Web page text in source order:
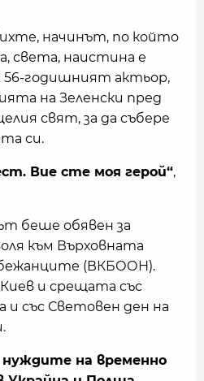
начинът, по който
света, наистина е
56-годишният актьор,
на Зеленски пред
свят, за да събере
си.
Вие сте моя герой“,
беше обявен за
към Върховната
(ВКБООН).
и срещата със
и със Световен ден на
на временно